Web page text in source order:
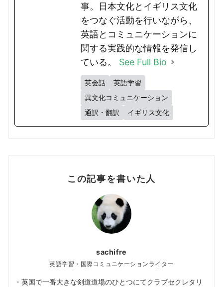
事。日本文化とイギリス文化
をつなぐ活動を行いながら、
英語とコミュニケーションに
関する実践的な情報を発信し
ている。 See Full Bio
英会話
英語学習
異文化コミュニケーション
通訳・翻訳
イギリス文化
この記事を書いた人
sachifre
英語学習・国際コミュニケーションライター
・英国で一番大きな剣道道場のひとつにてクラブセクレタリ